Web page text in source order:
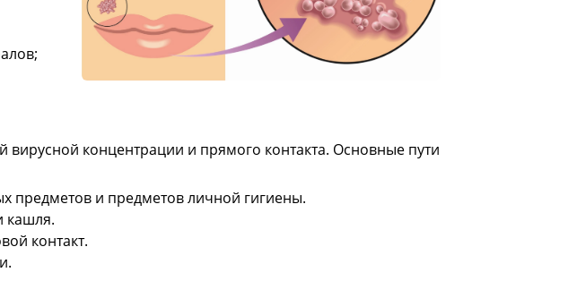
концентрации и прямого контакта. Основные пути
предметов и предметов личной гигиены.
кашля.
контакт.